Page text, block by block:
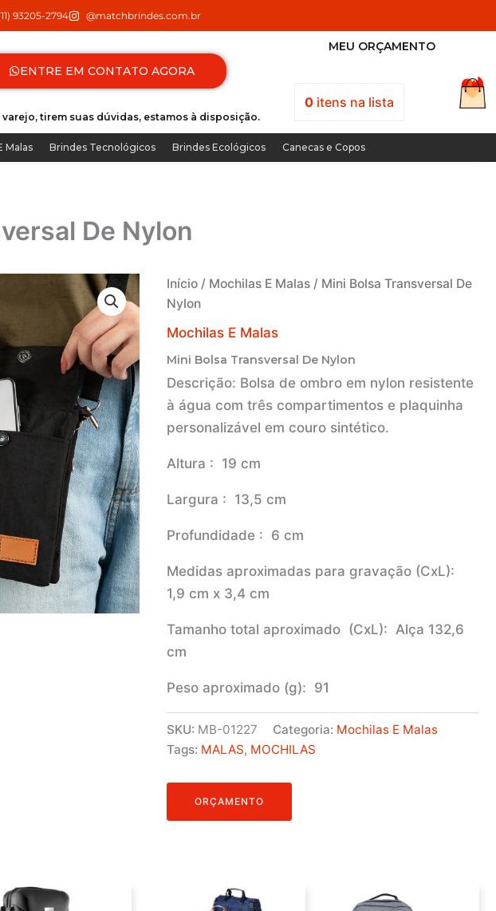
93205-2794 @matchbrindes.com.br
ENTRE EM CONTATO AGORA
MEU ORÇAMENTO
0itens na lista
tirem suas dúvidas, estamos à disposição.
Malas Brindes Tecnológicos Brindes Ecológicos Canecas e Copos
De Nylon
Início / Mochilas E Malas / Mini Bolsa Transversal De
Nylon
Mochilas E Malas
Mini Bolsa Transversal De Nylon
Descrição: Bolsa de ombro em nylon resistente
à água com três compartimentos e plaquinha
personalizável em couro sintético.
Altura : 19 cm
Largura : 13,5 cm
Profundidade : 6 cm
Medidas aproximadas para gravação (CxL):
1,9 cm x 3,4 cm
Tamanho total aproximado (CxL): Alça 132,6
cm
Peso aproximado (g): 91
SKU: MB-01227 Categoria: Mochilas E Malas
Tags: MALAS, MOCHILAS
ORÇAMENTO